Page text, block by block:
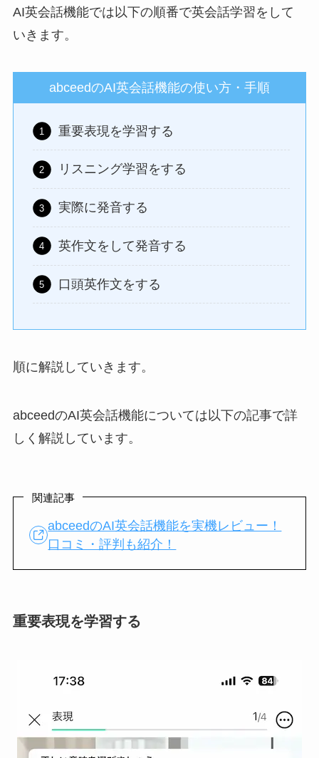
AI英会話機能では以下の順番で英会話学習をして
いきます。
abceedのAI英会話機能の使い方・手順
重要表現を学習する
リスニング学習をする
実際に発音する
英作文をして発音する
口頭英作文をする
順に解説していきます。
abceedのAI英会話機能については以下の記事で詳
しく解説しています。
関連記事
abceedのAI英会話機能を実機レビュー！
口コミ・評判も紹介！
重要表現を学習する